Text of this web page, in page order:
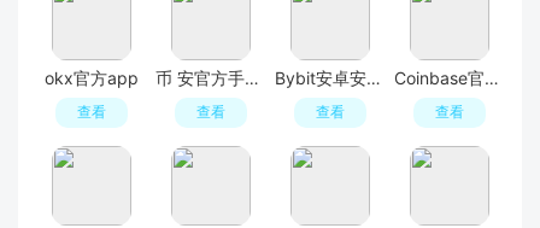
okx官方app
查看
币 安官方手机版
查看
Bybit安卓安装包
查看
Coinbase官方交易平台
查看